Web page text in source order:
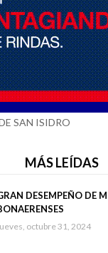
SAN ISIDRO
MÁS LEÍDAS
DESEMPEÑO DE
octubre 31, 2024